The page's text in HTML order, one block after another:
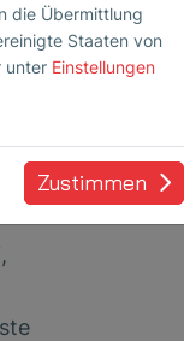
die Übermittlung
Staaten von
unter Einstellungen
Zustimmen